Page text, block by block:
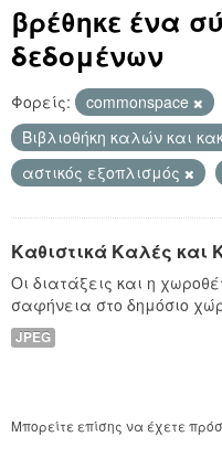
βρέθηκε ένα
δεδομένων
Φορείς: commonspace
Βιβλιοθήκη καλών και
αστικός εξοπλισμός
Καθιστικά Καλές και
Οι διατάξεις και η
σαφήνεια στο δημόσιο
JPEG
Μπορείτε επίσης να έχετε